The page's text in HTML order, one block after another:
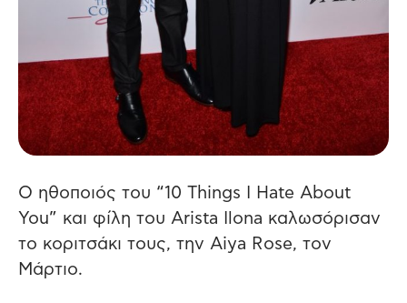
Ο ηθοποιός του “10 Things I Hate About
You” και φίλη του Arista Ilona καλωσόρισαν
το κοριτσάκι τους, την Aiya Rose, τον
Μάρτιο.